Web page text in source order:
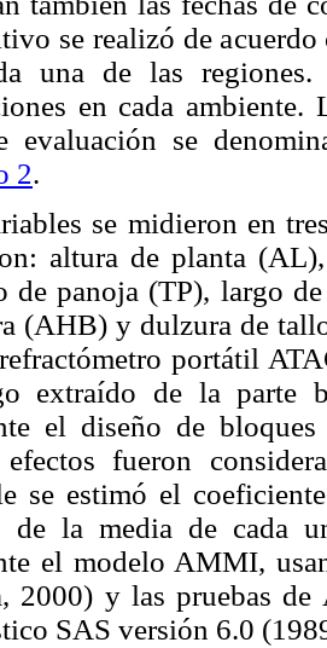
se realizó de acuerdo
una de las
en cada
evaluación se
2.
se midieron en
altura de planta
de panoja (TP), largo
(AHB) y dulzura de
portátil
extraído de la parte
el diseño de
fueron
se estimó el
de la media de cada
el modelo AMMI,
2000) y las pruebas
SAS versión 6.0